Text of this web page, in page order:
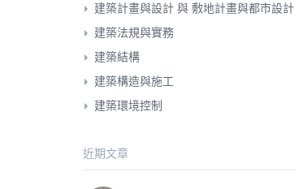
建築計畫與設計 與 敷地計畫與都市設計
建築法規與實務
建築結構
建築構造與施工
建築環境控制
近期文章